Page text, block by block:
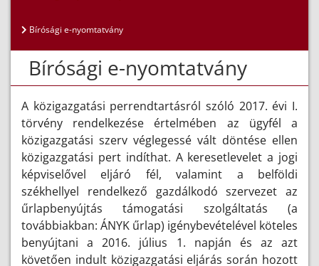
Bírósági e-nyomtatvány
Bírósági e-nyomtatvány
A közigazgatási perrendtartásról szóló 2017. évi I.
törvény rendelkezése értelmében az ügyfél a
közigazgatási szerv véglegessé vált döntése ellen
közigazgatási pert indíthat. A keresetlevelet a jogi
képviselővel eljáró fél, valamint a belföldi
székhellyel rendelkező gazdálkodó szervezet az
űrlapbenyújtás támogatási szolgáltatás (a
továbbiakban: ÁNYK űrlap) igénybevételével köteles
benyújtani a 2016. július 1. napján és az azt
követően indult közigazgatási eljárás során hozott